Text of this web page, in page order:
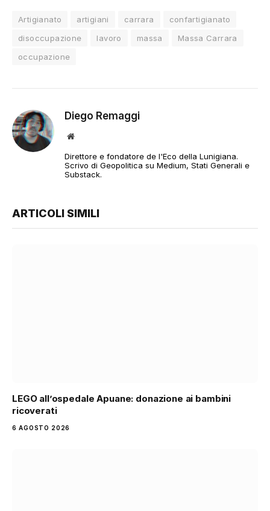
Artigianato artigiani carrara
confartigianato
disoccupazione
lavoro massa
Massa Carrara
occupazione
Diego Remaggi
Sito
Direttore e fondatore de l'Eco della Lunigiana.
Scrivo di Geopolitica su Medium, Stati Generali e
Substack.
ARTICOLI SIMILI
LEGO all’ospedale Apuane: donazione ai bambini
ricoverati
6 AGOSTO 2026